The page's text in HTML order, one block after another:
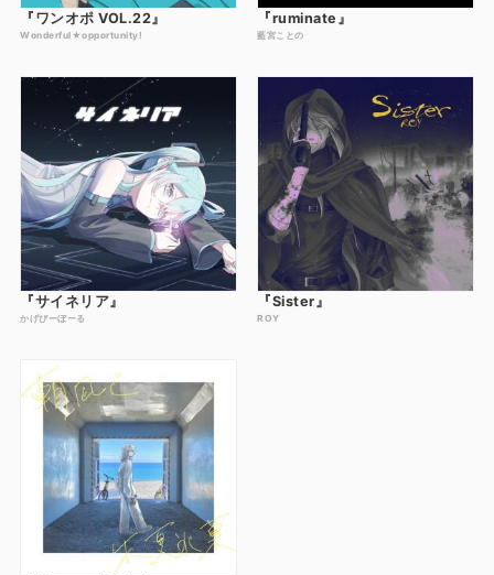
『ワンオポ VOL.22』
Wonderful★opportunity!
『ruminate』
藍宮ことの
『サイネリア』
かげぴーぼーる
『Sister』
ROY